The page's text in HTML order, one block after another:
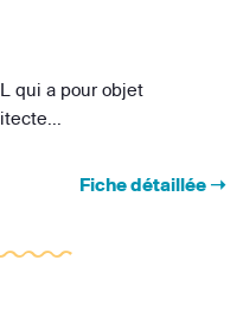
qui a pour objet
Fiche détaillée ➝